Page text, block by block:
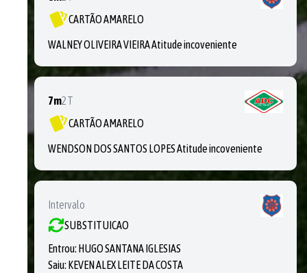
CARTÃO AMARELO
WALNEY OLIVEIRA VIEIRA Atitude incoveniente
7m2T
CARTÃO AMARELO
WENDSON DOS SANTOS LOPES Atitude incoveniente
Intervalo
SUBSTITUICAO
Entrou: HUGO SANTANA IGLESIAS
Saiu: KEVEN ALEX LEITE DA COSTA